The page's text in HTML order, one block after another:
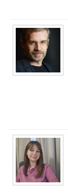
Ialomita
Iasi
Mures
Neamt
Olt